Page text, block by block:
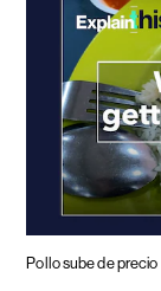
Pollo sube de precio